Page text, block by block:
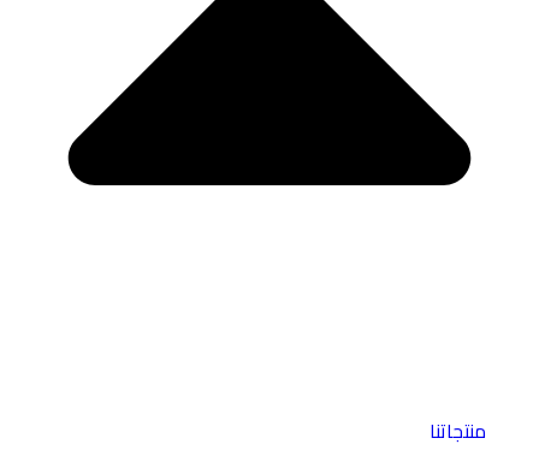
منتجاتنا